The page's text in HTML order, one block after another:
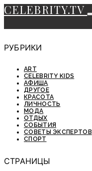
CELEBRITY.TV
РУБРИКИ
ART
CELEBRITY KIDS
АФИША
ДРУГОЕ
КРАСОТА
ЛИЧНОСТЬ
МОДА
ОТДЫХ
СОБЫТИЯ
СОВЕТЫ ЭКСПЕРТОВ
СПОРТ
СТРАНИЦЫ